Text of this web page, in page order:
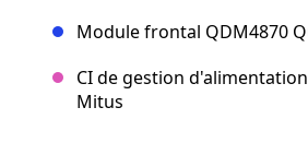
Module frontal QDM4870
CI de gestion
Mitus